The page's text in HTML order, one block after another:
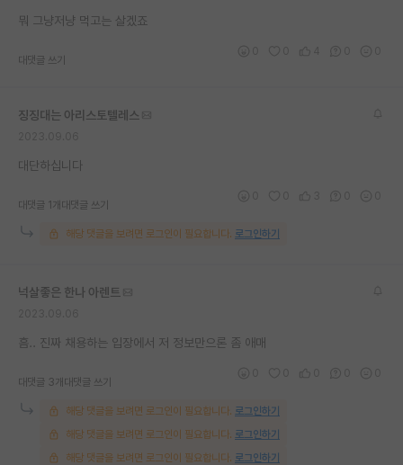
커리어
유학교육
재팬라운지 🌸
뭐 그냥저냥 먹고는 살겠죠
대댓글 쓰기
징징대는 아리스토텔레스
대단하십니다
대댓글 1개 대댓글 쓰기
해당 댓글을 보려면 로그인이 필요합니다. 로그인하기
넉살좋은 한나 아렌트
흠.. 진짜 채용하는 입장에서 저 정보만으론 좀 애매
대댓글 3개 대댓글 쓰기
해당 댓글을 보려면 로그인이 필요합니다. 로그인하기
해당 댓글을 보려면 로그인이 필요합니다. 로그인하기
해당 댓글을 보려면 로그인이 필요합니다. 로그인하기